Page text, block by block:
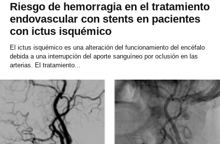
Riesgo de hemorragia en el tratamiento
endovascular con stents en pacientes
con ictus isquémico
El ictus isquémico es una alteración del funcionamiento del encéfalo
debida a una interrupción del aporte sanguíneo por oclusión en las
arterias. El tratamiento...